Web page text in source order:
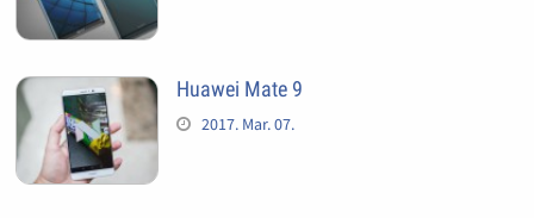
Huawei Mate 9
2017. Mar. 07.